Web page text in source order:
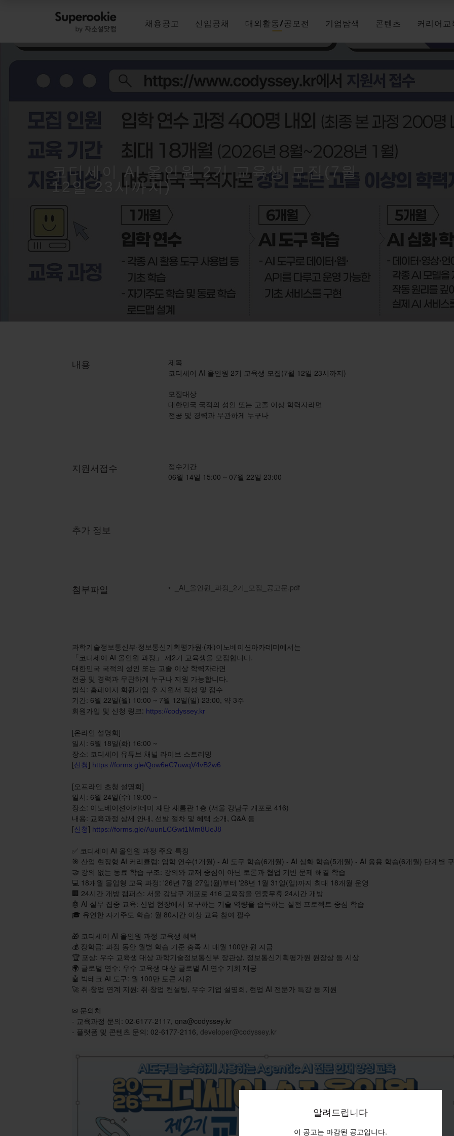
알려드립니다
이 공고는 마감된 공고입니다.
채용공고 신입공채 대외활동/공모전 기업탐색 콘텐츠 커리어교
코디세이 AI 올인원 2기 교육생 모집(7월
12일 23시까지)
내용
제목
코디세이 AI 올인원 2기 교육생 모집(7월 12일 23시까지)
모집대상
대한민국 국적의 성인 또는 고졸 이상 학력자라면
전공 및 경력과 무관하게 누구나
지원서접수
접수기간
06월 14일 15:00 ~ 07월 22일 23:00
추가 정보
첨부파일 • _AI_올인원_과정_2기_모집_공고문.pdf
과학기술정보통신부·정보통신기획평가원·(재)이노베이션아카데미에서는
「코디세이 AI 올인원 과정」 제2기 교육생을 모집합니다.
대한민국 국적의 성인 또는 고졸 이상 학력자라면
전공 및 경력과 무관하게 누구나 지원 가능합니다.
방식: 홈페이지 회원가입 후 지원서 작성 및 접수
기간: 6월 22일(월) 10:00 ~ 7월 12일(일) 23:00, 약 3주
회원가입 및 신청 링크: https://codyssey.kr
[온라인 설명회]
일시: 6월 18일(화) 16:00 ~
장소: 코디세이 유튜브 채널 라이브 스트리밍
[신청] https://forms.gle/Qow6eC7uwqV4vB2w6
[오프라인 초청 설명회]
일시: 6월 24일(수) 19:00 ~
장소: 이노베이션아카데미 재단 새롬관 1층 (서울 강남구 개포로 416)
내용: 교육과정 상세 안내, 선발 절차 및 혜택 소개, Q&A 등
[신청] https://forms.gle/AuunLCGwt1Mm8UeJ8
✅ 코디세이 AI 올인원 과정 주요 특징
🎯 산업 현장형 AI 커리큘럼: 입학 연수(1개월) - AI 도구 학습(6개월) - AI 심화 학습(5개월) - AI 응용 학습(6개월) 단계별
🤝 강의 없는 동료 학습 구조: 강의와 교재 중심이 아닌 토론과 협업 기반 문제 해결 학습
💻 18개월 몰입형 교육 과정: '26년 7월 27일(월)부터 '28년 1월 31일(일)까지 최대 18개월 운영
🏢 24시간 개방 캠퍼스: 서울 강남구 개포로 416 교육장을 연중무휴 24시간 개방
🤖 AI 실무 집중 교육: 산업 현장에서 요구하는 기술 역량을 습득하는 실전 프로젝트 중심 학습
🎓 유연한 자기주도 학습: 월 80시간 이상 교육 참여 필수
🎁 코디세이 AI 올인원 과정 교육생 혜택
💰 장학금: 과정 동안 월별 학습 기준 충족 시 매월 100만 원 지급
🏆 포상: 우수 교육생 대상 과학기술정보통신부 장관상, 정보통신기획평가원 원장상 등 시상
🌍 글로벌 연수: 우수 교육생 대상 글로벌 AI 연수 기회 제공
🤖 빅테크 AI 도구: 월 100만 토큰 지원
🚀 취·창업 연계 지원: 취·창업 컨설팅, 우수 기업 설명회, 현업 AI 전문가 특강 등 지원
✉ 문의처
- 교육과정 문의: 02-6177-2117, qna@codyssey.kr
- 플랫폼 및 콘텐츠 문의: 02-6177-2116, developer@codyssey.kr